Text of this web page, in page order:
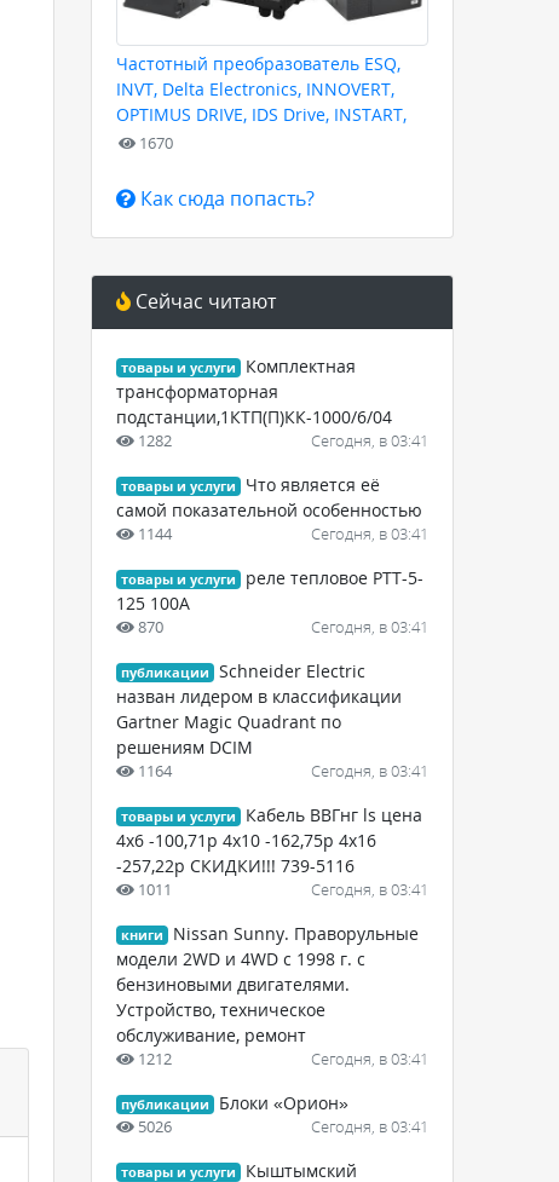
Частотный преобразователь ESQ,
INVT, Delta Electronics, INNOVERT,
OPTIMUS DRIVE, IDS Drive, INSTART,
HYUNDAI для любых задач
1670
Как сюда попасть?
Сейчас читают
товары и услуги
Комплектная
трансформаторная
подстанции,1КТП(П)КК-1000/6/04
1282 Сегодня, в 03:41
товары и услуги
Что является её
самой показательной особенностью
1144 Сегодня, в 03:41
товары и услуги
реле тепловое РТТ-5-
125 100А
870 Сегодня, в 03:41
публикации
Schneider Electric
назван лидером в классификации
Gartner Magic Quadrant по
решениям DCIM
1164 Сегодня, в 03:41
товары и услуги
Кабель ВВГнг ls цена
4х6 -100,71р 4х10 -162,75р 4х16
-257,22р СКИДКИ!!! 739-5116
1011 Сегодня, в 03:41
книги
Nissan Sunny. Праворульные
модели 2WD и 4WD c 1998 г. с
бензиновыми двигателями.
Устройство, техническое
обслуживание, ремонт
1212 Сегодня, в 03:41
публикации Блоки «Орион»
5026 Сегодня, в 03:41
товары и услуги
Кыштымский